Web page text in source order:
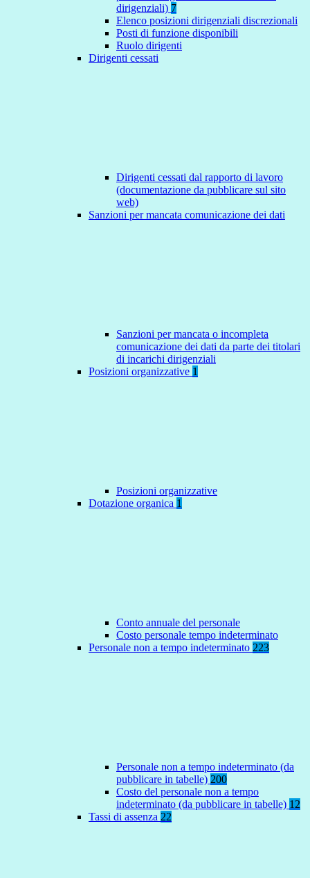
dirigenziali) 7
Elenco posizioni dirigenziali discrezionali
Posti di funzione disponibili
Ruolo dirigenti
Dirigenti cessati
Dirigenti cessati dal rapporto di lavoro
(documentazione da pubblicare sul sito
web)
Sanzioni per mancata comunicazione dei dati
Sanzioni per mancata o incompleta
comunicazione dei dati da parte dei titolari
di incarichi dirigenziali
Posizioni organizzative 1
Posizioni organizzative
Dotazione organica 1
Conto annuale del personale
Costo personale tempo indeterminato
Personale non a tempo indeterminato 223
Personale non a tempo indeterminato (da
pubblicare in tabelle) 200
Costo del personale non a tempo
indeterminato (da pubblicare in tabelle) 12
Tassi di assenza 22